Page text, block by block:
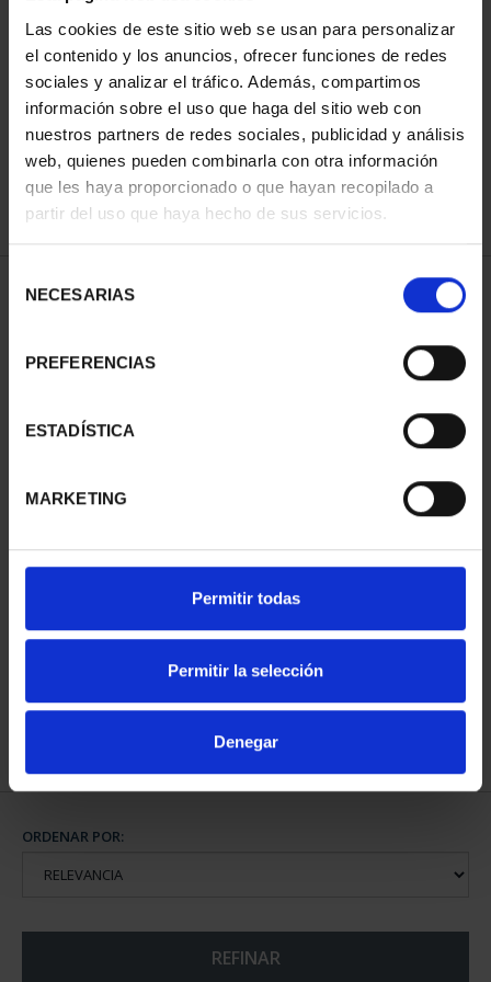
Las cookies de este sitio web se usan para personalizar
el contenido y los anuncios, ofrecer funciones de redes
sociales y analizar el tráfico. Además, compartimos
información sobre el uso que haga del sitio web con
nuestros partners de redes sociales, publicidad y análisis
web, quienes pueden combinarla con otra información
que les haya proporcionado o que hayan recopilado a
partir del uso que haya hecho de sus servicios.
NECESARIAS
PREFERENCIAS
ESTADÍSTICA
MARKETING
Permitir todas
Permitir la selección
Denegar
ORDENAR POR:
REFINAR
1 Productos encontrados
PROVINCIA COLECCION
COMPLET...
ORDENAR POR:
REFINAR